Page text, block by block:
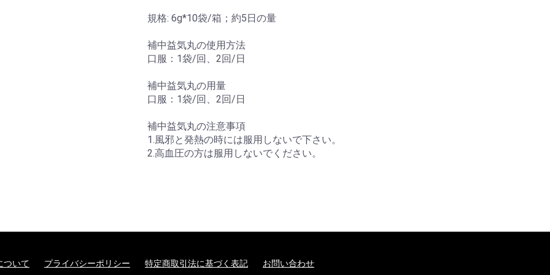
規格: 6g*10袋/箱；約5日の量
補中益気丸の使用方法
口服：1袋/回、2回/日
補中益気丸の用量
口服：1袋/回、2回/日
補中益気丸の注意事項
1.風邪と発熱の時には服用しないで下さい。
2.高血圧の方は服用しないでください。
ついて プライバシーポリシー 特定商取引法に基づく表記 お問い合わせ